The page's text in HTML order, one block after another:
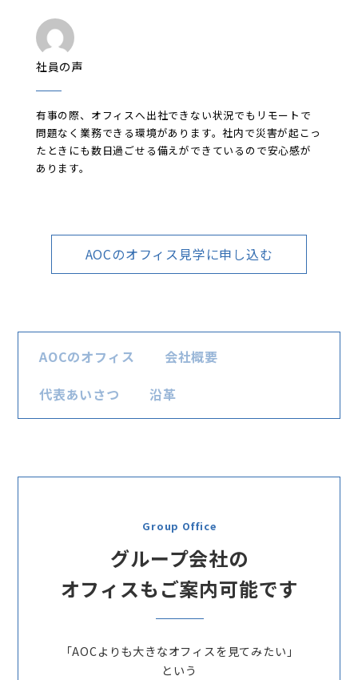
社員の声
有事の際、オフィスへ出社できない状況でもリモートで
問題なく業務できる環境があります。社内で災害が起こっ
たときにも数日過ごせる備えができているので安心感が
あります。
AOCのオフィス見学に申し込む
AOCのオフィス
会社概要
代表あいさつ
沿革
Group Office
グループ会社の
オフィスもご案内可能です
「AOCよりも大きなオフィスを見てみたい」
という